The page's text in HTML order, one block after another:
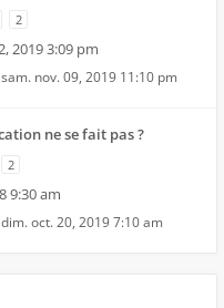
2
2019 3:09 pm
sam. nov. 09, 2019 11:10 pm
ne se fait pas ?
2
9:30 am
dim. oct. 20, 2019 7:10 am